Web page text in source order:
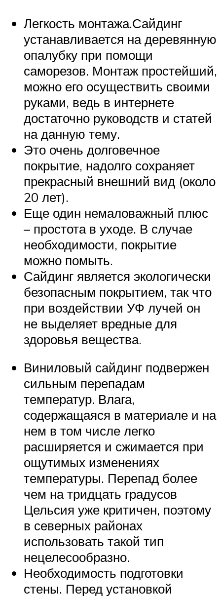
Легкость монтажа.Сайдинг
устанавливается на деревянную
опалубку при помощи
саморезов. Монтаж простейший,
можно его осуществить своими
руками, ведь в интернете
достаточно руководств и статей
на данную тему.
Это очень долговечное
покрытие, надолго сохраняет
прекрасный внешний вид (около
20 лет).
Еще один немаловажный плюс
– простота в уходе. В случае
необходимости, покрытие
можно помыть.
Сайдинг является экологически
безопасным покрытием, так что
при воздействии УФ лучей он
не выделяет вредные для
здоровья вещества.
Виниловый сайдинг подвержен
сильным перепадам
температур. Влага,
содержащаяся в материале и на
нем в том числе легко
расширяется и сжимается при
ощутимых изменениях
температуры. Перепад более
чем на тридцать градусов
Цельсия уже критичен, поэтому
в северных районах
использовать такой тип
нецелесообразно.
Необходимость подготовки
стены. Перед установкой